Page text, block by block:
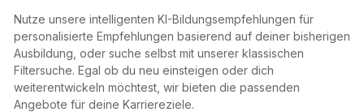
Nutze unsere intelligenten KI-Bildungsempfehlungen für
personalisierte Empfehlungen basierend auf deiner bisherigen
Ausbildung, oder suche selbst mit unserer klassischen
Filtersuche. Egal ob du neu einsteigen oder dich
weiterentwickeln möchtest, wir bieten die passenden
Angebote für deine Karriereziele.